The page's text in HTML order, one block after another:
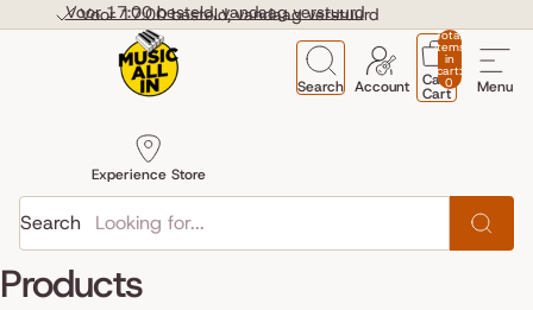
Voor 17:00 besteld, vandaag verstuurd
Voor 17:00 besteld, vandaag verstuurd
Menu
Search
Experience Store
Account
Total
items
in
cart:
0
Cart
Cart
Search
Products